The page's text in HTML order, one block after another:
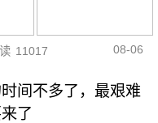
11017 08-06
间不多了，最艰难
了